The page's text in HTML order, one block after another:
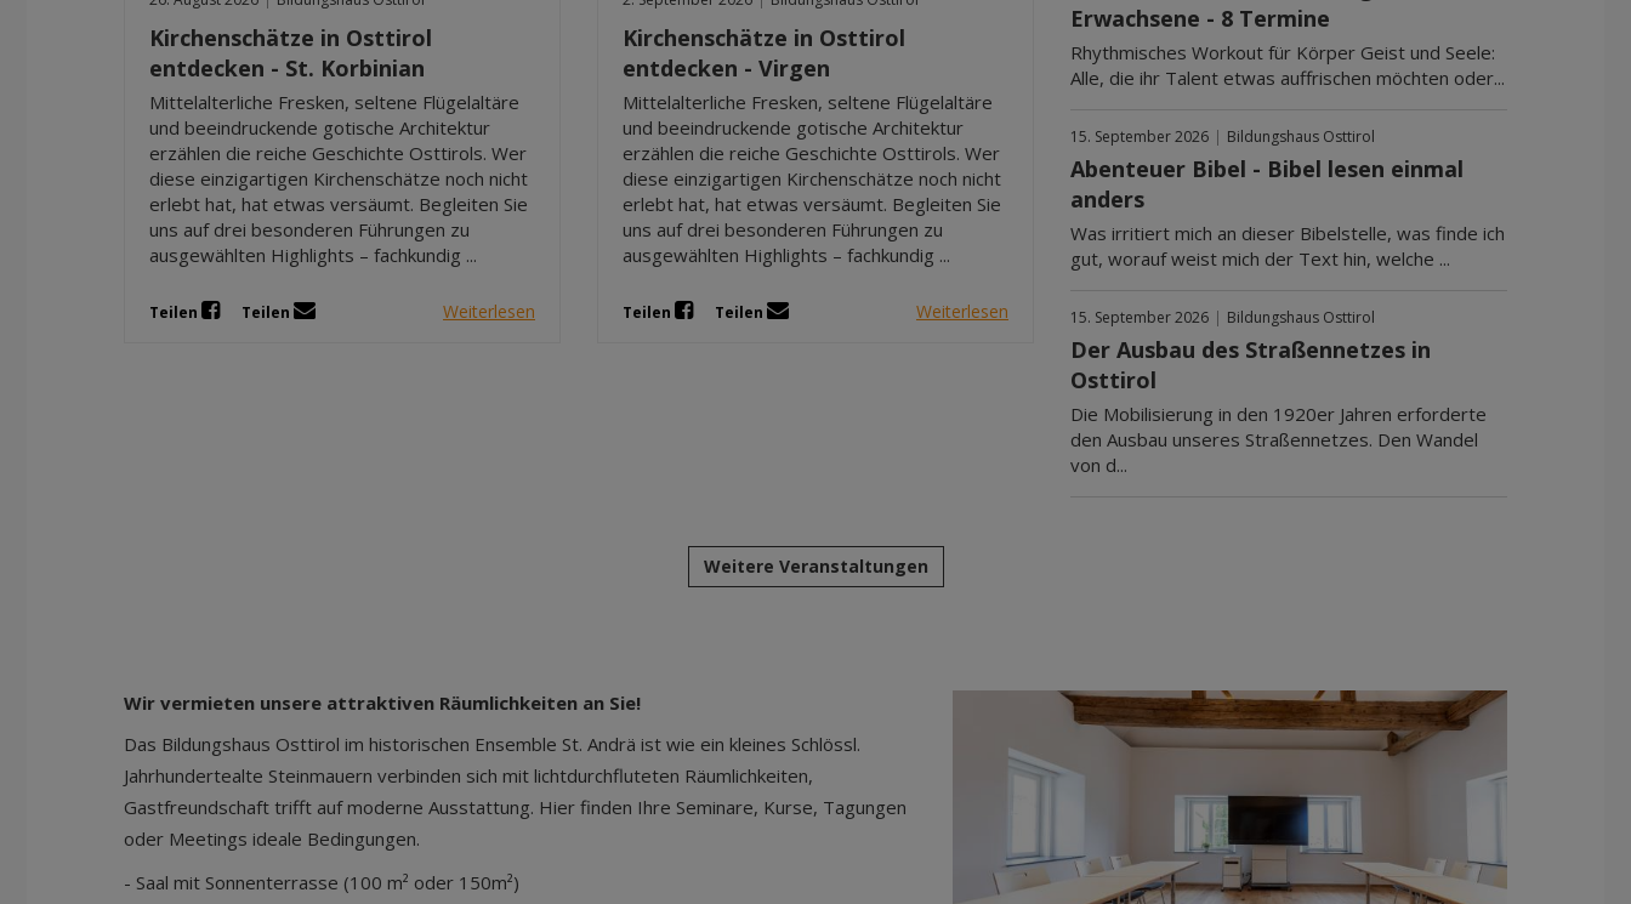
Kirchenschätze in Osttirol
entdecken - St. Korbinian
Mittelalterliche Fresken, seltene Flügelaltäre
und beeindruckende gotische Architektur
erzählen die reiche Geschichte Osttirols. Wer
diese einzigartigen Kirchenschätze noch nicht
erlebt hat, hat etwas versäumt. Begleiten Sie
uns auf drei besonderen Führungen zu
ausgewählten Highlights – fachkundig ...
Teilen Teilen Weiterlesen
Kirchenschätze in Osttirol
entdecken - Virgen
Mittelalterliche Fresken, seltene Flügelaltäre
und beeindruckende gotische Architektur
erzählen die reiche Geschichte Osttirols. Wer
diese einzigartigen Kirchenschätze noch nicht
erlebt hat, hat etwas versäumt. Begleiten Sie
uns auf drei besonderen Führungen zu
ausgewählten Highlights – fachkundig ...
Teilen Teilen Weiterlesen
Erwachsene - 8 Termine
Rhythmisches Workout für Körper Geist und Seele:
Alle, die ihr Talent etwas auffrischen möchten oder...
15. September 2026 | Bildungshaus Osttirol
Abenteuer Bibel - Bibel lesen einmal
anders
Was irritiert mich an dieser Bibelstelle, was finde ich
gut, worauf weist mich der Text hin, welche ...
15. September 2026 | Bildungshaus Osttirol
Der Ausbau des Straßennetzes in
Osttirol
Die Mobilisierung in den 1920er Jahren erforderte
den Ausbau unseres Straßennetzes. Den Wandel
von d...
Weitere Veranstaltungen
Wir vermieten unsere attraktiven Räumlichkeiten an Sie!
Das Bildungshaus Osttirol im historischen Ensemble St. Andrä ist wie ein kleines Schlössl.
Jahrhundertealte Steinmauern verbinden sich mit lichtdurchfluteten Räumlichkeiten,
Gastfreundschaft trifft auf moderne Ausstattung. Hier finden Ihre Seminare, Kurse, Tagungen
oder Meetings ideale Bedingungen.
- Saal mit Sonnenterrasse (100 m² oder 150m²)